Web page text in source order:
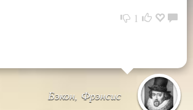
1
Бэкон, Фрэнсис